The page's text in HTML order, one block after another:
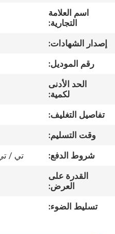
أشرطة
معلومات
جولة
المعمل
مراقبة
اسم العلامة
التجارية:
إصدار الشهادات:
رقم الموديل:
الحد الأدنى
لكمية:
تفاصيل التغليف:
وقت التسليم:
شروط الدفع:
تي /
القدرة على
العرض:
تسليط الضوء: